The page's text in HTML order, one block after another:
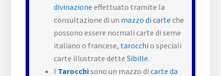
divinazione effettuato tramite la
consultazione di un mazzo di carte che
possono essere normali carte di seme
italiano o francese, tarocchi o speciali
carte illustrate detteSibille.
I Tarocchisono un mazzo dicarte da